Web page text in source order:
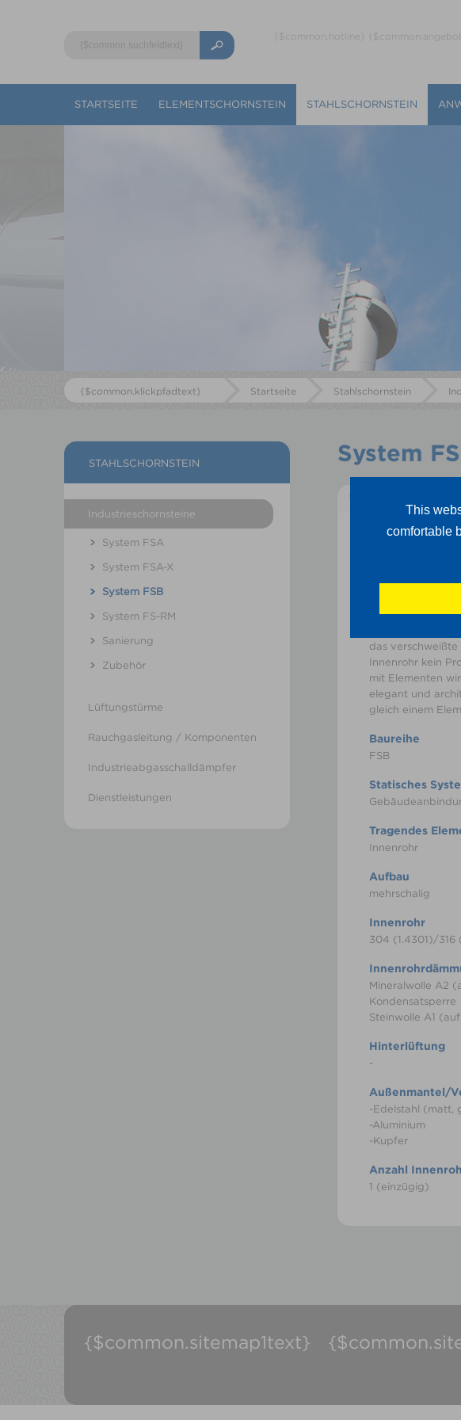
This
comfortable
{$common.hotline}
STARTSEITE ELEMENTSCHORNSTEIN STAHLSCHORNSTEIN
{$common.klickpfadtext} Startseite Stahlschornstein
STAHLSCHORNSTEIN
Industrieschornsteine
System FSA
System FSA-X
System FSB
System FS-RM
Sanierung
Zubehör
Lüftungstürme
Rauchgasleitung / Komponenten
Industrieabgasschalldämpfer
Dienstleistungen
System
TECHNISCHE DATEN
macht ein
Sinn. Drücke bis
das
Innenrohr kein
mit Elementen
elegant und
gleich einem
Baureihe
FSB
Statisches
Tragendes
Innenrohr
Aufbau
mehrschalig
Innenrohr
304 (1.4301)/316
Mineralwolle A2
Kondensatsperre
Steinwolle A1
Hinterlüftung
-
Außenmantel/
-Edelstahl (matt,
-Aluminium
-Kupfer
Anzahl
1 (einzügig)
{$common.sitemap1text}